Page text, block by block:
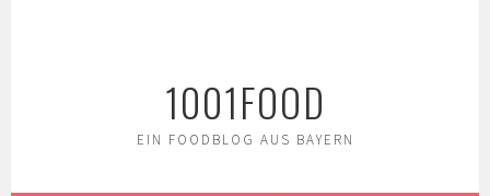
1001FOOD
EIN FOODBLOG AUS BAYERN